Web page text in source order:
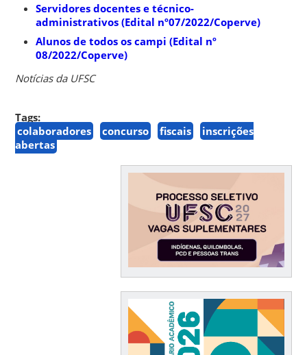
Servidores docentes e técnico-
administrativos (Edital nº07/2022/Coperve)
Alunos de todos os campi (Edital nº
08/2022/Coperve)
Notícias da UFSC
Tags:
colaboradores
concurso fiscais
inscrições
abertas